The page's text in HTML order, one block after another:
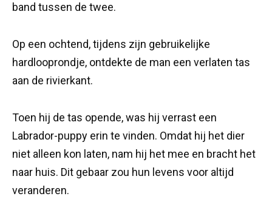
band tussen de twee.
Op een ochtend, tijdens zijn gebruikelijke
hardlooprondje, ontdekte de man een verlaten tas
aan de rivierkant.
Toen hij de tas opende, was hij verrast een
Labrador-puppy erin te vinden. Omdat hij het dier
niet alleen kon laten, nam hij het mee en bracht het
naar huis. Dit gebaar zou hun levens voor altijd
veranderen.